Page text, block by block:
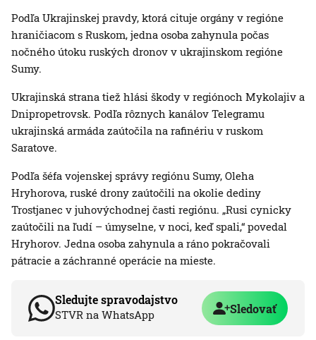
Podľa Ukrajinskej pravdy, ktorá cituje orgány v regióne
hraničiacom s Ruskom, jedna osoba zahynula počas
nočného útoku ruských dronov v ukrajinskom regióne
Sumy.
Ukrajinská strana tiež hlási škody v regiónoch Mykolajiv a
Dnipropetrovsk. Podľa rôznych kanálov Telegramu
ukrajinská armáda zaútočila na rafinériu v ruskom
Saratove.
Podľa šéfa vojenskej správy regiónu Sumy, Oleha
Hryhorova, ruské drony zaútočili na okolie dediny
Trostjanec v juhovýchodnej časti regiónu. „Rusi cynicky
zaútočili na ľudí – úmyselne, v noci, keď spali,“ povedal
Hryhorov. Jedna osoba zahynula a ráno pokračovali
pátracie a záchranné operácie na mieste.
Sledujte spravodajstvo
STVR na WhatsApp Sledovať